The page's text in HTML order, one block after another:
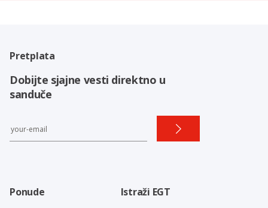
Pretplata
Dobijte sjajne vesti direktno u
sanduče
Ponude Istraži EGT